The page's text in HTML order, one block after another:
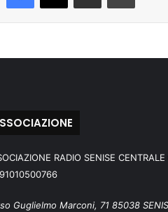
RADIO SENISE
Guglielmo Marconi, 71 85038